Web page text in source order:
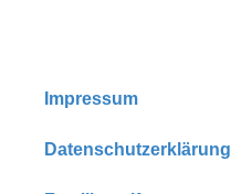
Impressum
Datenschutzerklärung